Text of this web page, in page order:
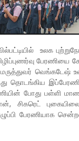
உலக
வெங்கடேஷ்
தொடங்கிய
போது பள்ளி மாணவ
சிகரெட்
பேரணியாக